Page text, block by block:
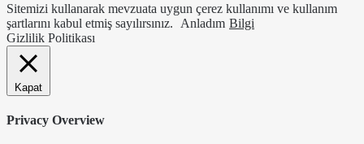
Sitemizi kullanarak mevzuata uygun çerez kullanımı ve kullanım
şartlarını kabul etmiş sayılırsınız.
Anladım Bilgi
Gizlilik Politikası
Kapat
Privacy Overview